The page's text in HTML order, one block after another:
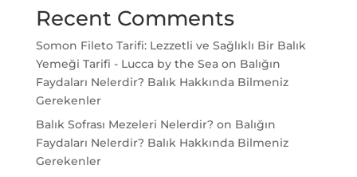
Recent Comments
Somon Fileto Tarifi: Lezzetli ve Sağlıklı Bir Balık
Yemeği Tarifi - Lucca by the Seaon Balığın
Faydaları Nelerdir? Balık Hakkında Bilmeniz
Gerekenler
Balık Sofrası Mezeleri Nelerdir? on Balığın
Faydaları Nelerdir? Balık Hakkında Bilmeniz
Gerekenler